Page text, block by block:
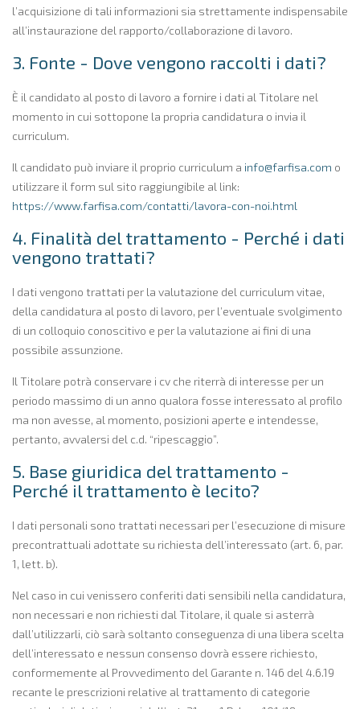
l’acquisizione di tali informazioni sia strettamente indispensabile
all’instaurazione del rapporto/collaborazione di lavoro.
3. Fonte - Dove vengono raccolti i dati?
È il candidato al posto di lavoro a fornire i dati al Titolare nel
momento in cui sottopone la propria candidatura o invia il
curriculum.
Il candidato può inviare il proprio curriculum a info@farfisa.com o
utilizzare il form sul sito raggiungibile al link:
https://www.farfisa.com/contatti/lavora-con-noi.html
4. Finalità del trattamento - Perché i dati
vengono trattati?
I dati vengono trattati per la valutazione del curriculum vitae,
della candidatura al posto di lavoro, per l’eventuale svolgimento
di un colloquio conoscitivo e per la valutazione ai fini di una
possibile assunzione.
Il Titolare potrà conservare i cv che riterrà di interesse per un
periodo massimo di un anno qualora fosse interessato al profilo
ma non avesse, al momento, posizioni aperte e intendesse,
pertanto, avvalersi del c.d. “ripescaggio”.
5. Base giuridica del trattamento -
Perché il trattamento è lecito?
I dati personali sono trattati necessari per l’esecuzione di misure
precontrattuali adottate su richiesta dell’interessato (art. 6, par.
1, lett. b).
Nel caso in cui venissero conferiti dati sensibili nella candidatura,
non necessari e non richiesti dal Titolare, il quale si asterrà
dall’utilizzarli, ciò sarà soltanto conseguenza di una libera scelta
dell’interessato e nessun consenso dovrà essere richiesto,
conformemente al Provvedimento del Garante n. 146 del 4.6.19
recante le prescrizioni relative al trattamento di categorie